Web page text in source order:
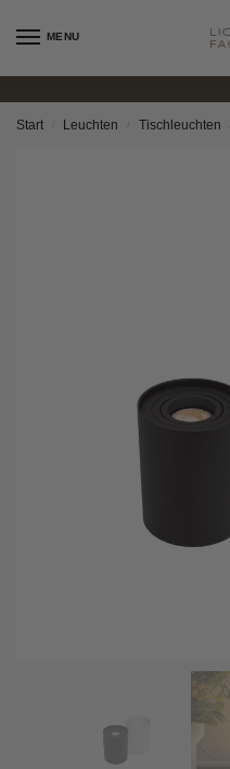
MENU
Start Leuchten Tischleuchten